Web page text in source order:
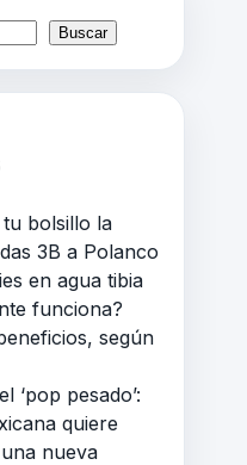
Buscar
bolsillo la
3B a Polanco
en agua tibia
funciona?
según
‘pop pesado’:
quiere
nueva